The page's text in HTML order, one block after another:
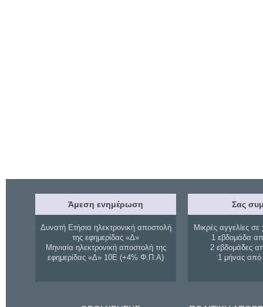
Άμεση ενημέρωση
Δυνατή Ετήσια ηλεκτρονική αποστολή
της εφημερίδας «Δ»
Μηνιαία ηλεκτρονική αποστολή της
εφημερίδας «Δ» 10Ε (+4% Φ.Π.Α)
Σας
Μικρές αγγελίες σε
1 εβδομάδα
2 εβδομάδες
1 μήνας